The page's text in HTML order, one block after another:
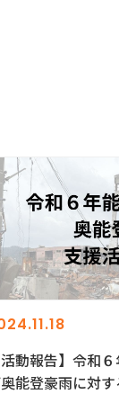
活動報告】令和
能登豪雨に対す